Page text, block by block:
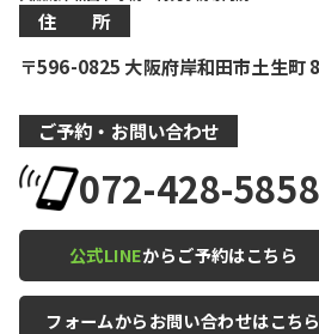
住 所
〒596-0825 大阪府岸和田市土生町
ご予約・お問い合わせ
072-428-5858
公式LINEからご予約はこちら
フォームからお問い合わせはこちら